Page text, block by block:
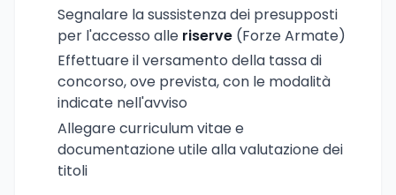
Segnalare la sussistenza dei presupposti
per l'accesso alle riserve (Forze Armate)
Effettuare il versamento della tassa di
concorso, ove prevista, con le modalità
indicate nell'avviso
Allegare curriculum vitae e
documentazione utile alla valutazione dei
titoli